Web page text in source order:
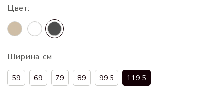
Ширина, см
59 69 79 89 99.5 119.5